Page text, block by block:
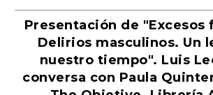
Presentación de "Excesos
Delirios masculinos. Un
nuestro tiempo". Luis
conversa con Paula